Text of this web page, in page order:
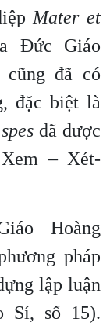
Mater et
Đức Giáo
đã có
đặc biệt là
đã được
– Xét-
Hoàng
pháp
lập luận
Sí, số 15).